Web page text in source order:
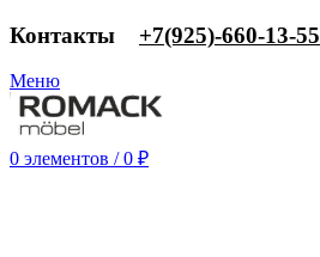
Контакты ‎+7(925)-660-13-55
Меню
0 элементов / 0 ₽